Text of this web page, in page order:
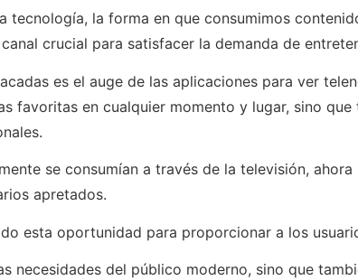
tecnología, la forma en que consumimos
crucial para satisfacer la demanda de
es el auge de las aplicaciones para ver
favoritas en cualquier momento y lugar, sino
se consumían a través de la televisión,
apretados.
esta oportunidad para proporcionar a los
necesidades del público moderno, sino que